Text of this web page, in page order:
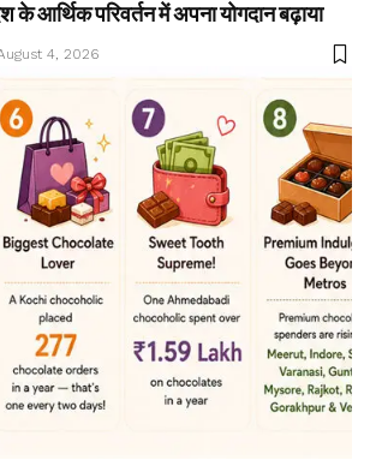
के आर्थिक परिवर्तन में अपना योगदान बढ़ाया
4, 2026